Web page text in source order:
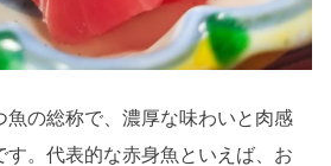
魚の総称で、濃厚な味わいと肉感
す。代表的な赤身魚といえば、お